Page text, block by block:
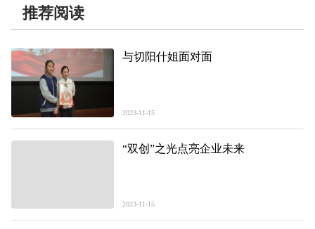
推荐阅读
与切阳什姐面对面
2023-11-15
“双创”之光点亮企业未来
2023-11-15